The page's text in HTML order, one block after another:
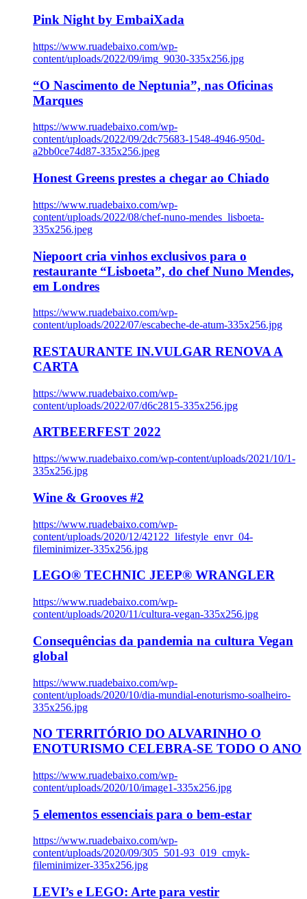
Pink Night by EmbaiXada
https://www.ruadebaixo.com/wp-
content/uploads/2022/09/img_9030-335x256.jpg
“O Nascimento de Neptunia”, nas Oficinas
Marques
https://www.ruadebaixo.com/wp-
content/uploads/2022/09/2dc75683-1548-4946-950d-
a2bb0ce74d87-335x256.jpeg
Honest Greens prestes a chegar ao Chiado
https://www.ruadebaixo.com/wp-
content/uploads/2022/08/chef-nuno-mendes_lisboeta-
335x256.jpeg
Niepoort cria vinhos exclusivos para o
restaurante “Lisboeta”, do chef Nuno Mendes,
em Londres
https://www.ruadebaixo.com/wp-
content/uploads/2022/07/escabeche-de-atum-335x256.jpg
RESTAURANTE IN.VULGAR RENOVA A
CARTA
https://www.ruadebaixo.com/wp-
content/uploads/2022/07/d6c2815-335x256.jpg
ARTBEERFEST 2022
https://www.ruadebaixo.com/wp-content/uploads/2021/10/1-
335x256.jpg
Wine & Grooves #2
https://www.ruadebaixo.com/wp-
content/uploads/2020/12/42122_lifestyle_envr_04-
fileminimizer-335x256.jpg
LEGO® TECHNIC JEEP® WRANGLER
https://www.ruadebaixo.com/wp-
content/uploads/2020/11/cultura-vegan-335x256.jpg
Consequências da pandemia na cultura Vegan
global
https://www.ruadebaixo.com/wp-
content/uploads/2020/10/dia-mundial-enoturismo-soalheiro-
335x256.jpg
NO TERRITÓRIO DO ALVARINHO O
ENOTURISMO CELEBRA-SE TODO O ANO
https://www.ruadebaixo.com/wp-
content/uploads/2020/10/image1-335x256.jpg
5 elementos essenciais para o bem-estar
https://www.ruadebaixo.com/wp-
content/uploads/2020/09/305_501-93_019_cmyk-
fileminimizer-335x256.jpg
LEVI’s e LEGO: Arte para vestir